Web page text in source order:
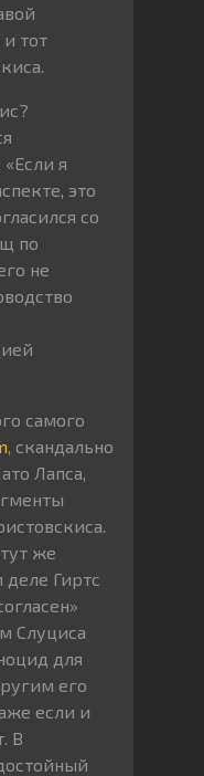
тот
«Если я
это
со
по
не
самого
, скандально
Лапса,
же
деле Гиртс
Слуциса
для
его
если и
В